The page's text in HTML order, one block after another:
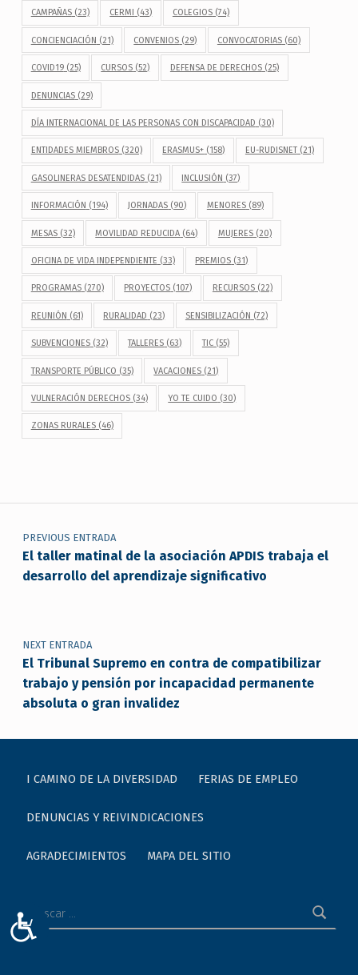
ACCESIBILIDAD
CAMPAÑAS(23) CERMI (43) COLEGIOS(74)
CONCIENCIACIÓN (21) CONVENIOS (29) CONVOCATORIAS(60)
COVID19(25) CURSOS (52) DEFENSA DE DERECHOS(25)
DENUNCIAS(29)
DÍA INTERNACIONAL DE LAS PERSONAS CON DISCAPACIDAD (30)
ENTIDADES MIEMBROS(320) ERASMUS+ (158) EU-RUDISNET(21)
GASOLINERAS DESATENDIDAS(21) INCLUSIÓN (37)
INFORMACIÓN (194) JORNADAS (90) MENORES(89)
MESAS(32) MOVILIDAD REDUCIDA (64) MUJERES(20)
OFICINA DE VIDA INDEPENDIENTE (33) PREMIOS (31)
PROGRAMAS(270) PROYECTOS (107) RECURSOS(22)
REUNIÓN (61) RURALIDAD (23) SENSIBILIZACIÓN (72)
SUBVENCIONES(32) TALLERES (63) TIC(55)
TRANSPORTE PÚBLICO (35) VACACIONES (21)
VULNERACIÓN DERECHOS(34) YO TE CUIDO (30)
ZONAS RURALES(46)
Navegación de entradas
PREVIOUS ENTRADA
El taller matinal de la asociación APDIS trabaja el
desarrollo del aprendizaje significativo
NEXT ENTRADA
El Tribunal Supremo en contra de compatibilizar
trabajo y pensión por incapacidad permanente
absoluta o gran invalidez
I CAMINO DE LA DIVERSIDAD FERIAS DE EMPLEO
DENUNCIAS Y REIVINDICACIONES
AGRADECIMIENTOS MAPA DEL SITIO